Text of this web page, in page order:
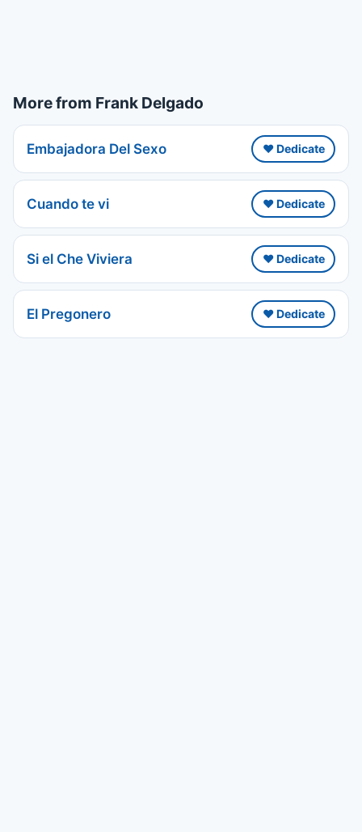
More from Frank Delgado
Embajadora Del Sexo ❤️ Dedicate
Cuando te vi ❤️ Dedicate
Si el Che Viviera ❤️ Dedicate
El Pregonero ❤️ Dedicate